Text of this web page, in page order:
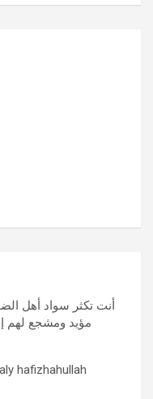
أنت تكثر سواد أهل
مؤيد ومشجع لهم
hafizhahullah